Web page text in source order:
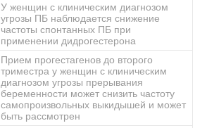
У женщин с клиническим диагнозом
угрозы ПБ наблюдается снижение
частоты спонтанных ПБ при
применении дидрогестерона
Прием прогестагенов до второго
триместра у женщин с клиническим
диагнозом угрозы прерывания
беременности может снизить частоту
самопроизвольных выкидышей и может
быть рассмотрен